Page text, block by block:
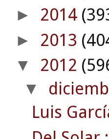
► 2014
► 2013
▼ 2012
▼
Luis